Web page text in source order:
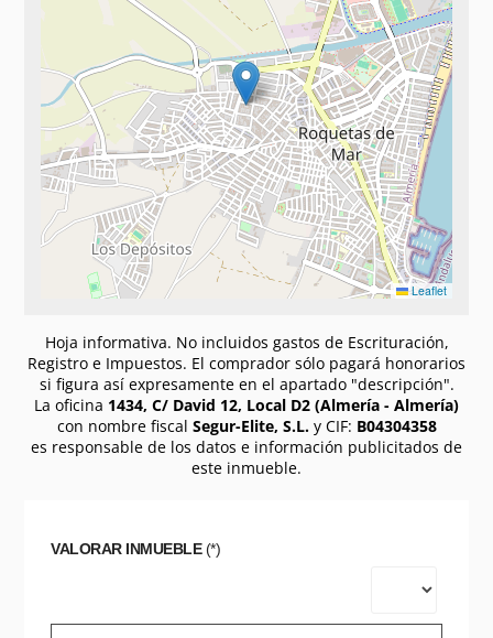
Leaflet
Hoja informativa. No incluidos gastos de Escrituración,
Registro e Impuestos. El comprador sólo pagará honorarios
si figura así expresamente en el apartado "descripción".
La oficina 1434, C/ David 12, Local D2 (Almería - Almería)
con nombre fiscal Segur-Elite, S.L.y CIF: B04304358
es responsable de los datos e información publicitados de
este inmueble.
VALORAR INMUEBLE(*)